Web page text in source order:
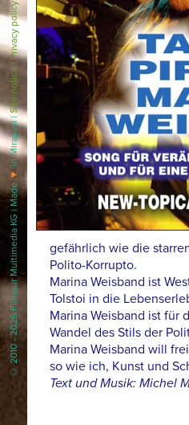
gefährlich wie die
Polito-Korrupto.
Marina Weisband ist
Tolstoi in die
Marina Weisband ist für
Wandel des Stils der
Marina Weisband will
so wie ich, Kunst und
Text und Musik: Michel
© 2010 - 2026 Filmaur Multimedia KG | Made
♥
in Mirapuri |
Site notice
|
Privacy policy